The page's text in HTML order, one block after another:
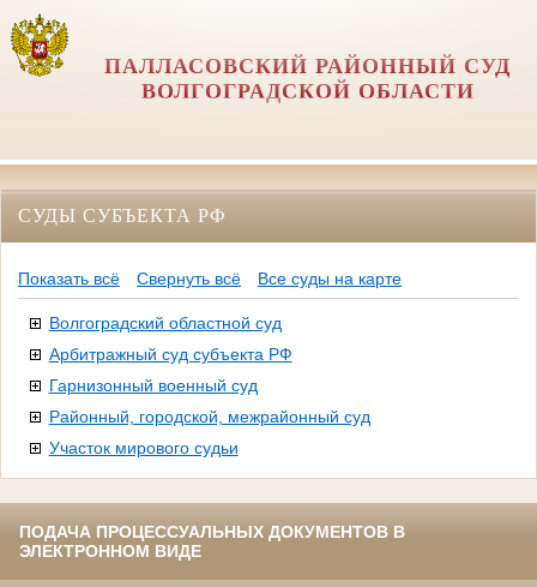
ПАЛЛАСОВСКИЙ РАЙОННЫЙ СУД
ВОЛГОГРАДСКОЙ ОБЛАСТИ
СУДЫ СУБЪЕКТА РФ
Показать всё Свернуть всё Все суды на карте
Волгоградский областной суд
Арбитражный суд субъекта РФ
Гарнизонный военный суд
Районный, городской, межрайонный суд
Участок мирового судьи
ПОДАЧА ПРОЦЕССУАЛЬНЫХ ДОКУМЕНТОВ В
ЭЛЕКТРОННОМ ВИДЕ